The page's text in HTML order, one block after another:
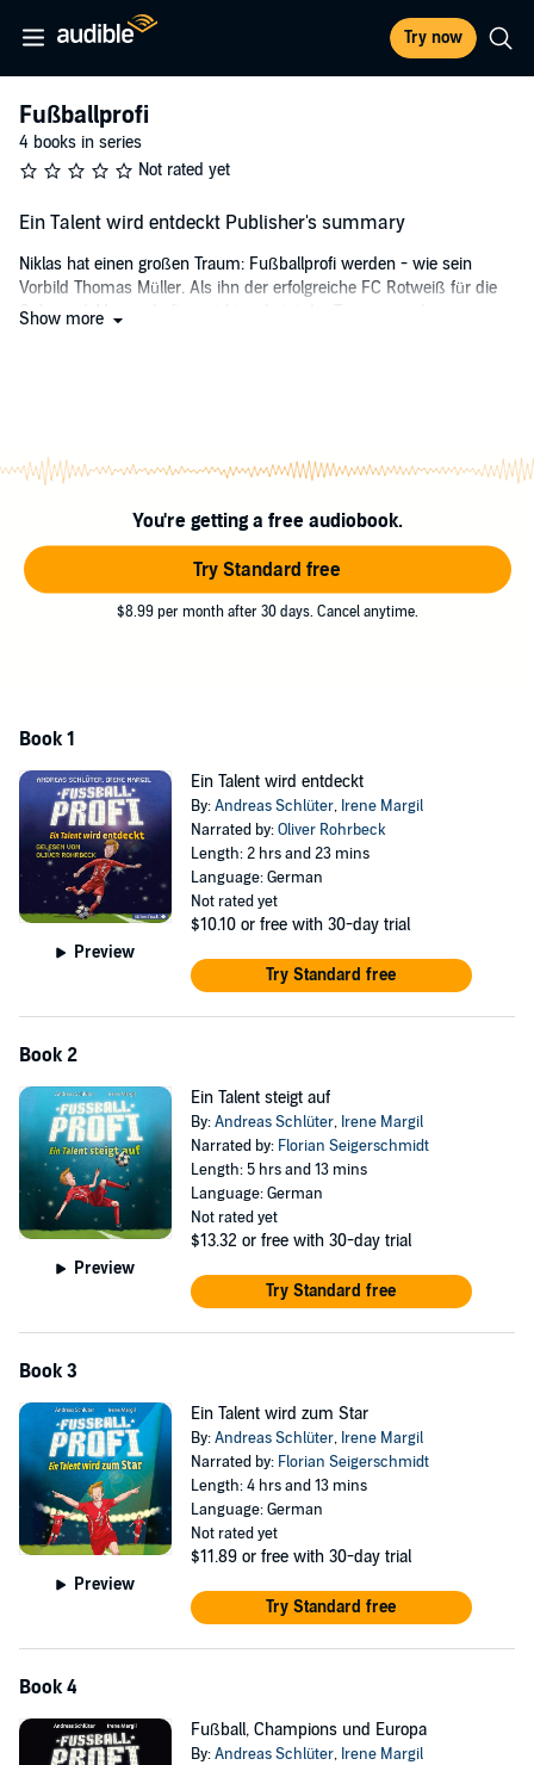
Try now
Fußballprofi
4 books in series
Not rated yet
Ein Talent wird entdeckt Publisher's summary
Niklas hat einen großen Traum: Fußballprofi werden - wie sein
Vorbild Thomas Müller. Als ihn der erfolgreiche FC Rotweiß für die
C-Jugend-Mannschaft anwirbt, scheint der Traum von der
Show more
You're getting a free audiobook.
Try Standard free
$8.99 per month after 30 days. Cancel anytime.
Book 1
Preview
Ein Talent wird entdeckt
By:Andreas Schlüter, Irene Margil
Narrated by:Oliver Rohrbeck
Length: 2 hrs and 23 mins
Language: German
Not rated yet
$10.10 or free with 30-day trial
Try Standard free
Book 2
Preview
Ein Talent steigt auf
By:Andreas Schlüter, Irene Margil
Narrated by: Florian Seigerschmidt
Length: 5 hrs and 13 mins
Language: German
Not rated yet
$13.32 or free with 30-day trial
Try Standard free
Book 3
Preview
Ein Talent wird zum Star
By:Andreas Schlüter, Irene Margil
Narrated by: Florian Seigerschmidt
Length: 4 hrs and 13 mins
Language: German
Not rated yet
$11.89 or free with 30-day trial
Try Standard free
Book 4
Fußball, Champions und Europa
By:Andreas Schlüter, Irene Margil